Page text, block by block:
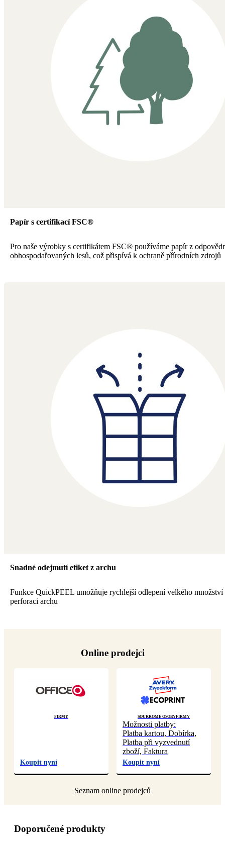
Papír s certifikací FSC®
Pro naše výrobky s certifikátem FSC® používáme papír z
obhospodařovaných lesů, což přispívá k ochraně přírodních zdrojů
Snadné odejmutí etiket z archu
Funkce QuickPEEL umožňuje rychlejší odlepení velkého
perforaci archu
Online prodejci
Firmy
Koupit nyní
Soukromé osobyFirmy
Možnosti platby:
Platba kartou, Dobírka,
Platba při vyzvednutí
zboží, Faktura
Koupit nyní
Doporučené produkty